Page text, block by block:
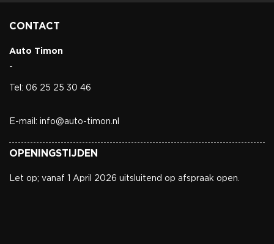
CONTACT
Auto Timon
-
Tel: 06 25 25 30 46
E-mail: info@auto-timon.nl
OPENINGSTIJDEN
Let op; vanaf 1 April 2026 uitsluitend op afspraak open.